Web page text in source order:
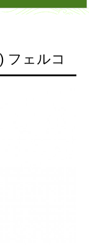
フェルコ